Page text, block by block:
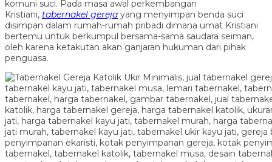
komuni suci. Pada masa awal perkembangan
Kristiani, tabernakel gereja yang menyimpan benda suci
disimpan dalam rumah-rumah pribadi dimana umat Kristiani
bertemu untuk berkumpul bersama-sama saudara seiman,
oleh karena ketakutan akan ganjaran hukuman dari pihak
penguasa.